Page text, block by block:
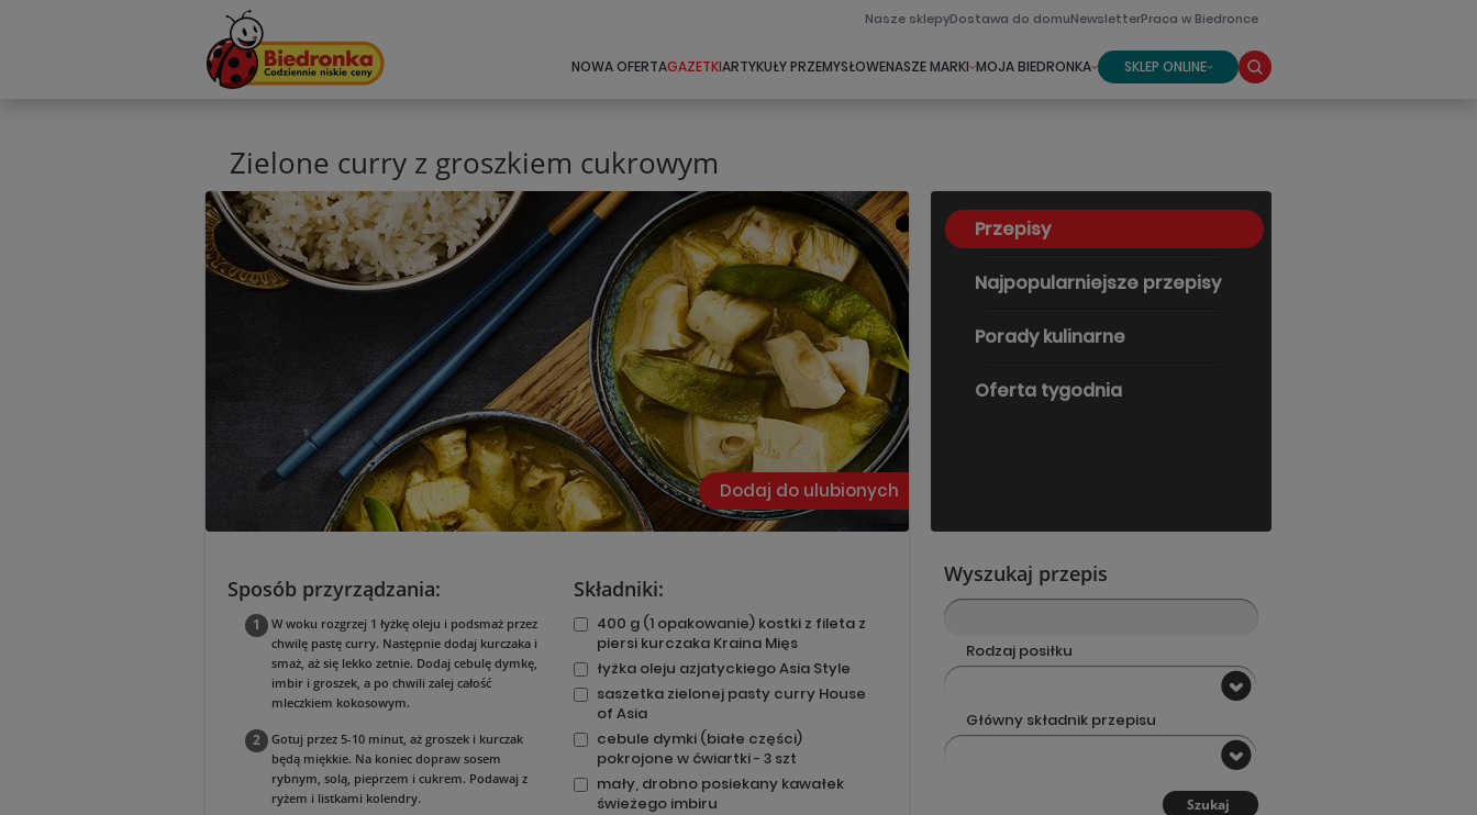
Nasze sklepyDostawa do domuNewsletterPraca w Biedronce
NOWA OFERTAGAZETKIARTYKUŁY PRZEMYSŁOWENASZE MARKI MOJA BIEDRONKA SKLEP ONLINE
Zielone curry z groszkiem cukrowym
Dodaj do ulubionych
Składniki:
400 g (1 opakowanie) kostki z fileta z
piersi kurczaka Kraina Mięs
łyżka oleju azjatyckiego Asia Style
saszetka zielonej pasty curry House
of Asia
cebule dymki (białe części)
pokrojone w ćwiartki - 3 szt
mały, drobno posiekany kawałek
świeżego imbiru
Sposób przyrządzania:
W woku rozgrzej 1 łyżkę oleju i podsmaż przez
chwilę pastę curry. Następnie dodaj kurczaka i
smaż, aż się lekko zetnie. Dodaj cebulę dymkę,
imbir i groszek, a po chwili zalej całość
mleczkiem kokosowym.
Gotuj przez 5-10 minut, aż groszek i kurczak
będą miękkie. Na koniec dopraw sosem
rybnym, solą, pieprzem i cukrem. Podawaj z
ryżem i listkami kolendry.
Przepisy
Najpopularniejsze przepisy
Porady kulinarne
Oferta tygodnia
Wyszukaj przepis
Rodzaj posiłku
Główny składnik przepisu
Szukaj